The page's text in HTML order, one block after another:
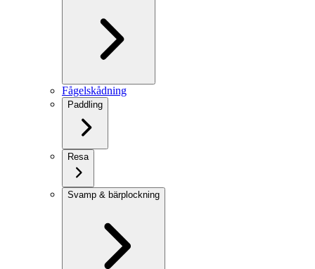
Fågelskådning
Paddling
Resa
Svamp & bärplockning